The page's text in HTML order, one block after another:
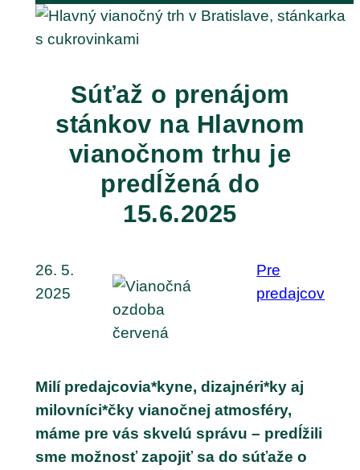
Súťaž o prenájom
stánkov na Hlavnom
vianočnom trhu je
predĺžená do
15.6.2025
26. 5.
2025
Pre
predajcov
Milí predajcovia*kyne, dizajnéri*ky aj
milovníci*čky vianočnej atmosféry,
máme pre vás skvelú správu – predĺžili
sme možnosť zapojiť sa do súťaže o